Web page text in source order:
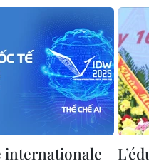
internationale